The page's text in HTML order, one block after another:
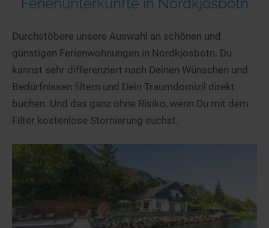
Durchstöbere unsere Auswahl an schönen und
günstigen Ferienwohnungen in Nordkjosbotn. Du
kannst sehr differenziert nach Deinen Wünschen und
Bedürfnissen filtern und Dein Traumdomizil direkt
buchen. Und das ganz ohne Risiko, wenn Du mit dem
Filter kostenlose Stornierung suchst.